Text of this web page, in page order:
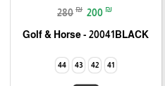
280 ₪ 200 ₪
Golf & Horse - 20041BLACK
41
42
43
44